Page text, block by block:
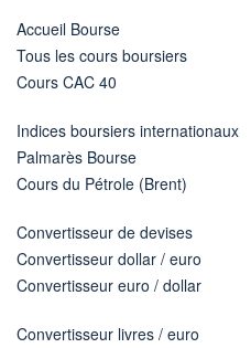
Accueil Bourse
Tous les cours boursiers
Cours CAC 40
Indices boursiers internationaux
Palmarès Bourse
Cours du Pétrole (Brent)
Convertisseur de devises
Convertisseur dollar / euro
Convertisseur euro / dollar
Convertisseur livres / euro